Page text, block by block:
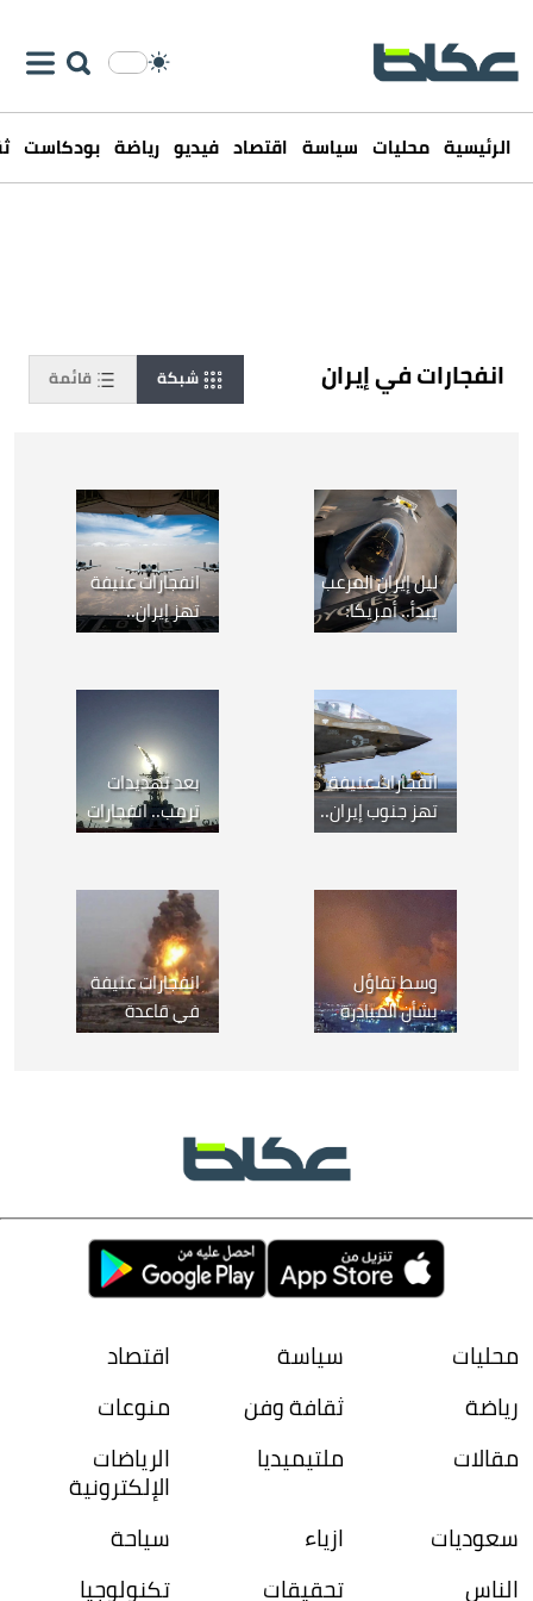
الرئيسية محليات سياسة اقتصاد فيديو رياضة بودكاست
انفجارات في إيران شبكة قائمة
ليل إيران المرعب
يبدأ.. أمريكا:
أطلقنا جولة
القصف
انفجارات عنيفة
تهز إيران..
والجيش
ضربات جديدة
انفجارات عنيفة
تهز جنوب إيران..
أمريكا: بدء
قوية
بعد تهديدات
ترمب.. انفجارات
غامضة تهز
الإيرانية
وسط تفاؤل
بشأن المبادرة
الباكستانية..
انفجارات عنيفة
في قاعدة
إيرانية
محليات سياسة
اقتصاد
رياضة
ثقافة وفن
منوعات
مقالات
ملتيميديا الرياضات
الإلكترونية
سعوديات
ازياء
سياحة
الناس
تحقيقات تكنولوجيا